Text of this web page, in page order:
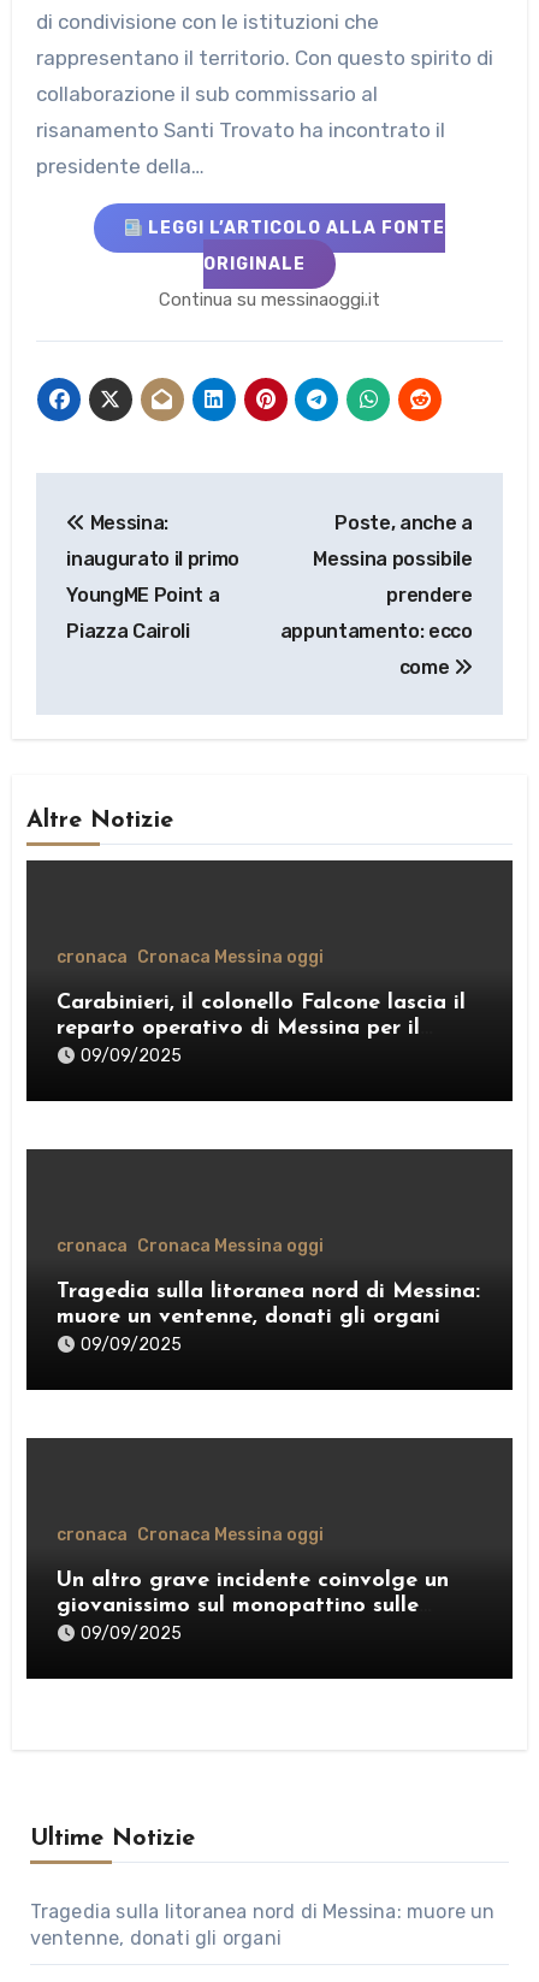
di condivisione con le istituzioni che
rappresentano il territorio. Con questo spirito di
collaborazione il sub commissario al
risanamento Santi Trovato ha incontrato il
presidente della…
LEGGI L’ARTICOLO ALLA FONTE
ORIGINALE
Continua su messinaoggi.it
articoli
Messina:
inaugurato il primo
YoungME Point a
Piazza Cairoli
Poste, anche a
Messina possibile
prendere
appuntamento: ecco
come
Altre Notizie
cronaca Cronaca Messina oggi
Carabinieri, il colonello Falcone lascia il
reparto operativo di Messina per il
comando provinciale di Como
09/09/2025
cronaca Cronaca Messina oggi
Tragedia sulla litoranea nord di Messina:
muore un ventenne, donati gli organi
09/09/2025
cronaca Cronaca Messina oggi
Un altro grave incidente coinvolge un
giovanissimo sul monopattino sulle
strade di Messina
09/09/2025
Ultime Notizie
Tragedia sulla litoranea nord di Messina: muore un
ventenne, donati gli organi